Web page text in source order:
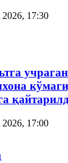
17:30
17:00